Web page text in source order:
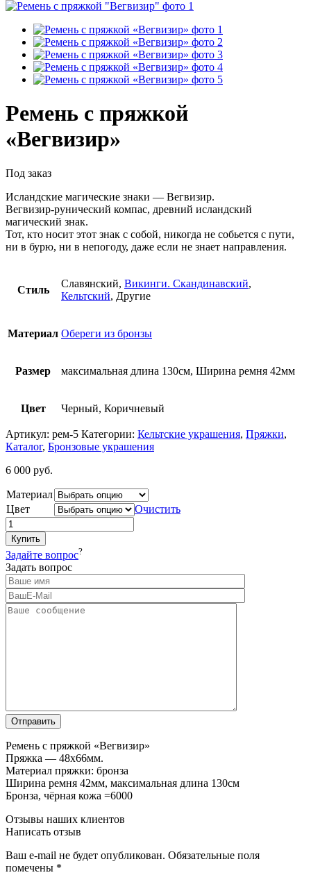
Ремень с пряжкой
«Вегвизир»
Под заказ
Исландские магические знаки — Вегвизир.
Вегвизир-рунический компас, древний исландский
магический знак.
Тот, кто носит этот знак с собой, никогда не собьется с пути,
ни в бурю, ни в непогоду, даже если не знает направления.
Стиль
Славянский, Викинги. Скандинавский,
Кельтский, Другие
Материал Обереги из бронзы
Размер максимальная длина 130см, Ширина ремня 42мм
Цвет Черный, Коричневый
Артикул: рем-5 Категории: Кельтские украшения, Пряжки,
Каталог, Бронзовые украшения
6 000 руб.
Материал
Цвет
Очистить
Купить
Задайте вопрос?
Задать вопрос
Ремень с пряжкой «Вегвизир»
Пряжка — 48х66мм.
Материал пряжки: бронза
Ширина ремня 42мм, максимальная длина 130см
Бронза, чёрная кожа =6000
Отзывы наших клиентов
Написать отзыв
Ваш e-mail не будет опубликован. Обязательные поля
помечены *